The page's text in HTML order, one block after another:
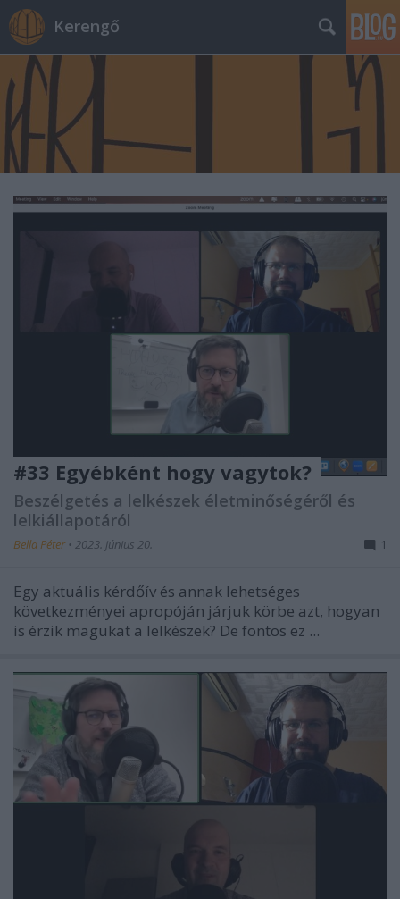
Kerengő
#33 Egyébként hogy vagytok?
Beszélgetés a lelkészek életminőségéről és
lelkiállapotáról
Bella Péter • 2023. június 20. 1
Egy aktuális kérdőív és annak lehetséges
következményei apropóján járjuk körbe azt, hogyan
is érzik magukat a lelkészek? De fontos ez ...